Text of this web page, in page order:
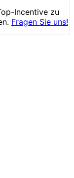
Incentive zu
Fragen Sie uns!